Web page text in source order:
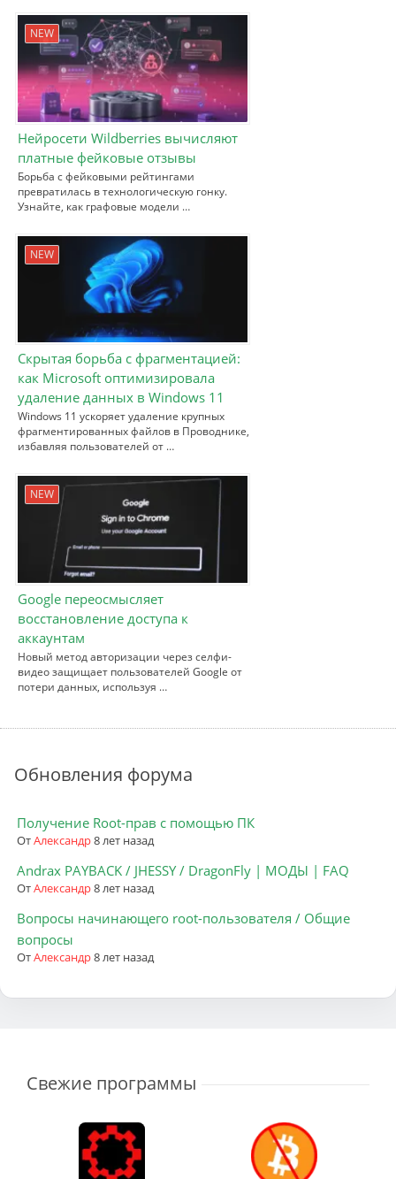
NEW
Нейросети Wildberries вычисляют
платные фейковые отзывы
Борьба с фейковыми рейтингами
превратилась в технологическую гонку.
Узнайте, как графовые модели …
NEW
Скрытая борьба с фрагментацией:
как Microsoft оптимизировала
удаление данных в Windows 11
Windows 11 ускоряет удаление крупных
фрагментированных файлов в Проводнике,
избавляя пользователей от …
NEW
Google переосмысляет
восстановление доступа к
аккаунтам
Новый метод авторизации через селфи-
видео защищает пользователей Google от
потери данных, используя …
Обновления форума
Получение Root-прав с помощью ПК
ОтАлександр8 лет назад
Andrax PAYBACK / JHESSY / DragonFly | МОДЫ | FAQ
ОтАлександр8 лет назад
Вопросы начинающего root-пользователя / Общие
вопросы
ОтАлександр8 лет назад
Свежие программы